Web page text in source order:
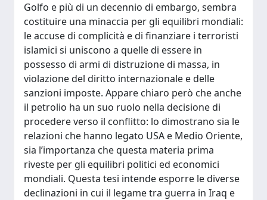
Golfo e più di un decennio di embargo, sembra
costituire una minaccia per gli equilibri mondiali:
le accuse di complicità e di finanziare i terroristi
islamici si uniscono a quelle di essere in
possesso di armi di distruzione di massa, in
violazione del diritto internazionale e delle
sanzioni imposte. Appare chiaro però che anche
il petrolio ha un suo ruolo nella decisione di
procedere verso il conflitto: lo dimostrano sia le
relazioni che hanno legato USA e Medio Oriente,
sia l’importanza che questa materia prima
riveste per gli equilibri politici ed economici
mondiali. Questa tesi intende esporre le diverse
declinazioni in cui il legame tra guerra in Iraq e